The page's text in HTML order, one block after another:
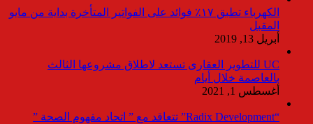
الكهرباء تطبق ١٧٪ فوائد على الفواتير المتأخرة بداية من مايو
المقبل
أبريل 13, 2019
UC للتطوير العقارى تستعد لاطلاق مشروعها الثالث
بالعاصمة خلال أيام
أغسطس 1, 2021
“Radix Development” تتعاقد مع ” اتحاد مفهوم الصحة ”